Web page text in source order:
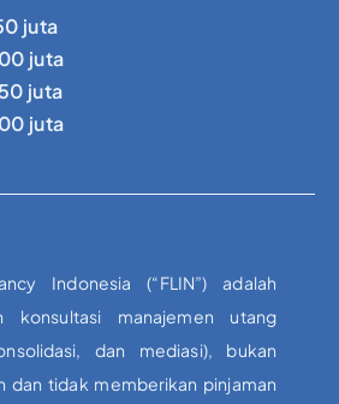
juta
juta
juta
juta
Indonesia (“FLIN”) adalah
konsultasi manajemen utang
dan mediasi), bukan
dan tidak memberikan pinjaman